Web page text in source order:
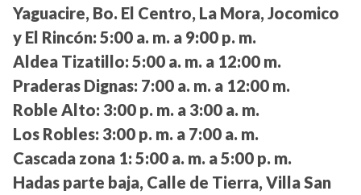
Yaguacire, Bo. El Centro, La Mora, Jocomico
y El Rincón: 5:00 a. m. a 9:00 p. m.
Aldea Tizatillo: 5:00 a. m. a 12:00 m.
Praderas Dignas: 7:00 a. m. a 12:00 m.
Roble Alto: 3:00 p. m. a 3:00 a. m.
Los Robles: 3:00 p. m. a 7:00 a. m.
Cascada zona 1: 5:00 a. m. a 5:00 p. m.
Hadas parte baja, Calle de Tierra, Villa San